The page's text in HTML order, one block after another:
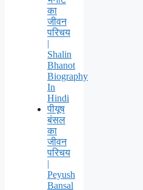
का
जीवन
परिचय
|
Shalin
Bhanot
Biography
In
Hindi
पीयूष
बंसल
का
जीवन
परिचय
|
Peyush
Bansal